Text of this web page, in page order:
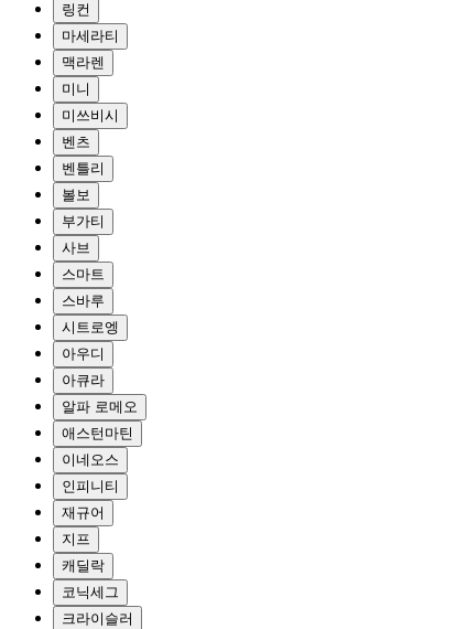
링컨
마세라티
맥라렌
미니
미쓰비시
벤츠
벤틀리
볼보
부가티
사브
스마트
스바루
시트로엥
아우디
아큐라
알파 로메오
애스턴마틴
이네오스
인피니티
재규어
지프
캐딜락
코닉세그
크라이슬러